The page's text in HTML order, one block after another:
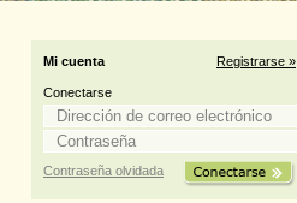
Mi cuenta Registrarse »
Conectarse
Contraseña olvidada